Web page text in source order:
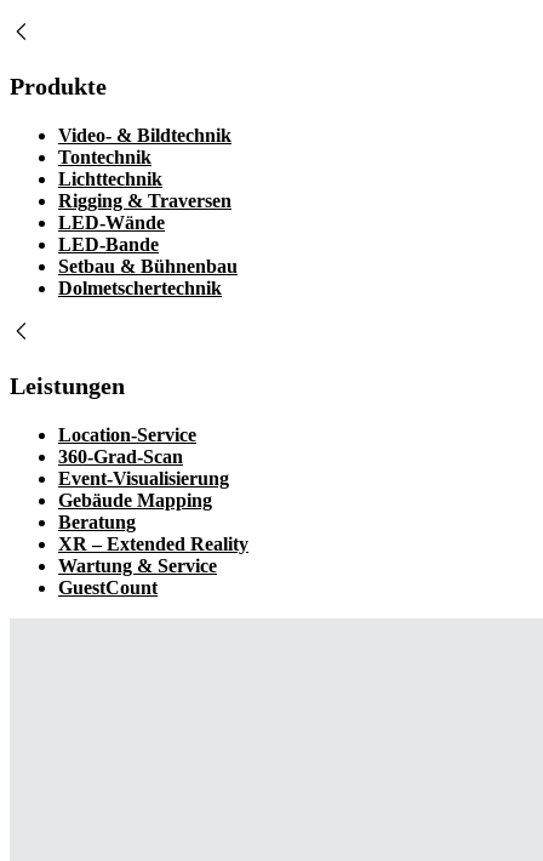
Produkte
Video- & Bildtechnik
Tontechnik
Lichttechnik
Rigging & Traversen
LED-Wände
LED-Bande
Setbau & Bühnenbau
Dolmetschertechnik
Leistungen
Location-Service
360-Grad-Scan
Event-Visualisierung
Gebäude Mapping
Beratung
XR – Extended Reality
Wartung & Service
GuestCount